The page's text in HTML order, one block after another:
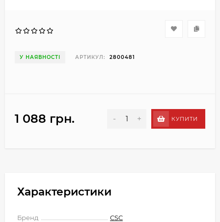
У НАЯВНОСТІ АРТИКУЛ: 2800481
1 088 грн. - + КУПИТИ
Характеристики
Бренд CSC